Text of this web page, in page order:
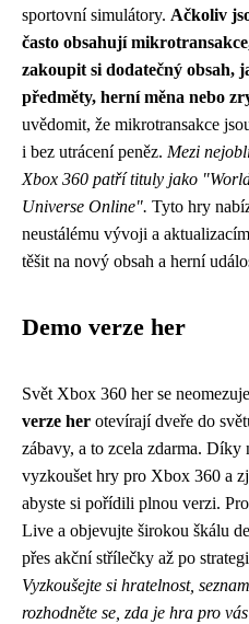
sportovní simulátory. Ačkoliv
často obsahují
zakoupit si dodatečný obsah,
předměty, herní měna nebo
uvědomit, že mikrotransakce
i bez utrácení peněz. Mezi
Xbox 360 patří tituly jako
Universe Online". Tyto hry
neustálému vývoji a
těšit na nový obsah a herní
Demo verze her
Svět Xbox 360 her se
verze her otevírají dveře do
zábavy, a to zcela zdarma. Díky
vyzkoušet hry pro Xbox 360 a
abyste si pořídili plnou verzi.
Live a objevujte širokou škálu
přes akční střílečky až po
Vyzkoušejte si hratelnost,
rozhodněte se, zda je hra pro